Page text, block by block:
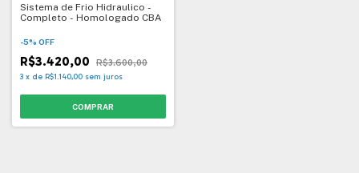
Sistema de Frio Hidraulico -
Completo - Homologado CBA
-5% OFF
R$3.420,00 R$3.600,00
3 x de R$1.140,00 sem juros